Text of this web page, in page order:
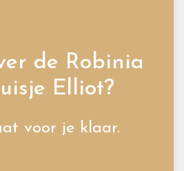
de Robinia
Elliot?
voor je klaar.